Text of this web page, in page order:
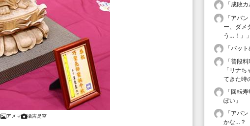
アメマ 攝吉是空
「成敗
「アバ
ー、ダメ
う…！」
」
「バッ
「普段
「リナ
てきた時
「回転
ぽい 」
「アバ
かな…？